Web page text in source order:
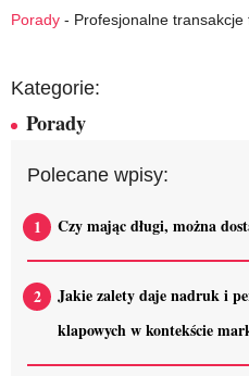
Porady - Profesjonalne
Kategorie:
Porady
Polecane wpisy:
Czy mając długi, można
Jakie zalety daje nadruk i
klapowych w kontekście